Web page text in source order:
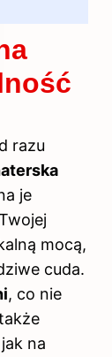
razu
je
mocą,
cuda.
, co nie
na